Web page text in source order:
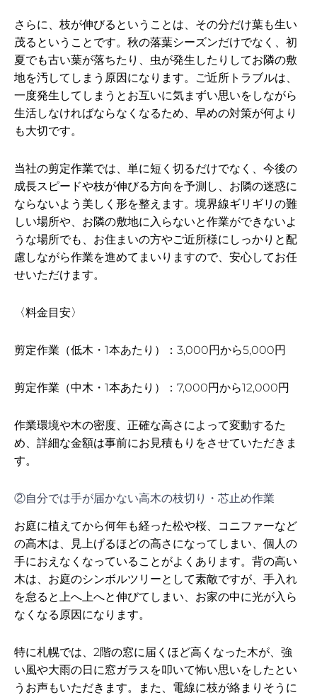
さらに、枝が伸びるということは、その分だけ葉も生い
茂るということです。秋の落葉シーズンだけでなく、初
夏でも古い葉が落ちたり、虫が発生したりしてお隣の敷
地を汚してしまう原因になります。ご近所トラブルは、
一度発生してしまうとお互いに気まずい思いをしながら
生活しなければならなくなるため、早めの対策が何より
も大切です。
当社の剪定作業では、単に短く切るだけでなく、今後の
成長スピードや枝が伸びる方向を予測し、お隣の迷惑に
ならないよう美しく形を整えます。境界線ギリギリの難
しい場所や、お隣の敷地に入らないと作業ができないよ
うな場所でも、お住まいの方やご近所様にしっかりと配
慮しながら作業を進めてまいりますので、安心してお任
せいただけます。
〈料金目安〉
剪定作業（低木・1本あたり）：3,000円から5,000円
剪定作業（中木・1本あたり）：7,000円から12,000円
作業環境や木の密度、正確な高さによって変動するた
め、詳細な金額は事前にお見積もりをさせていただきま
す。
②自分では手が届かない高木の枝切り・芯止め作業
お庭に植えてから何年も経った松や桜、コニファーなど
の高木は、見上げるほどの高さになってしまい、個人の
手におえなくなっていることがよくあります。背の高い
木は、お庭のシンボルツリーとして素敵ですが、手入れ
を怠ると上へ上へと伸びてしまい、お家の中に光が入ら
なくなる原因になります。
特に札幌では、2階の窓に届くほど高くなった木が、強
い風や大雨の日に窓ガラスを叩いて怖い思いをしたとい
うお声もいただきます。また、電線に枝が絡まりそうに